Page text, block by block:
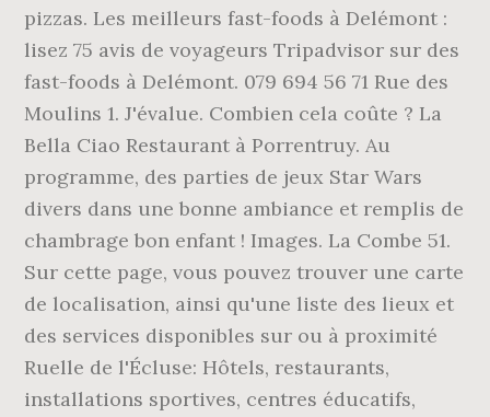
pizzas. Les meilleurs fast-foods à Delémont :
lisez 75 avis de voyageurs Tripadvisor sur des
fast-foods à Delémont. 079 694 56 71 Rue des
Moulins 1. J'évalue. Combien cela coûte ? La
Bella Ciao Restaurant à Porrentruy. Au
programme, des parties de jeux Star Wars
divers dans une bonne ambiance et remplis de
chambrage bon enfant ! Images. La Combe 51.
Sur cette page, vous pouvez trouver une carte
de localisation, ainsi qu'une liste des lieux et
des services disponibles sur ou à proximité
Ruelle de l'Écluse: Hôtels, restaurants,
installations sportives, centres éducatifs,